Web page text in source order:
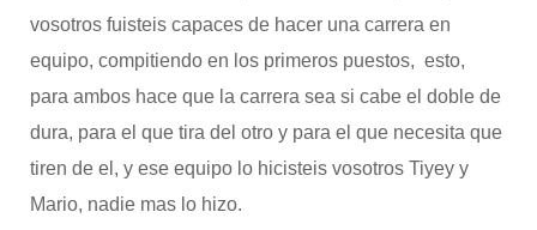
vosotros fuisteis capaces de hacer una carrera en
equipo, compitiendo en los primeros puestos, esto,
para ambos hace que la carrera sea si cabe el doble de
dura, para el que tira del otro y para el que necesita que
tiren de el, y ese equipo lo hicisteis vosotros Tiyey y
Mario, nadie mas lo hizo.